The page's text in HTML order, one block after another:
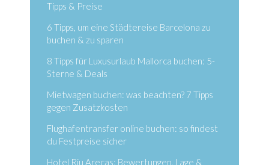
Tipps & Preise
6 Tipps, um eine Städtereise Barcelona zu
buchen & zu sparen
8 Tipps für Luxusurlaub Mallorca buchen: 5-
Sterne & Deals
Mietwagen buchen: was beachten? 7 Tipps
gegen Zusatzkosten
Flughafentransfer online buchen: so findest
du Festpreise sicher
Hotel Riu Arecas: Bewertungen, Lage &